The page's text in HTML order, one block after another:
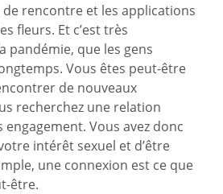
de rencontre et les applications
fleurs. Et c’est très
pandémie, que les gens
Vous êtes peut-être
de nouveaux
recherchez une relation
Vous avez donc
intérêt sexuel et d’être
une connexion est ce que
être.